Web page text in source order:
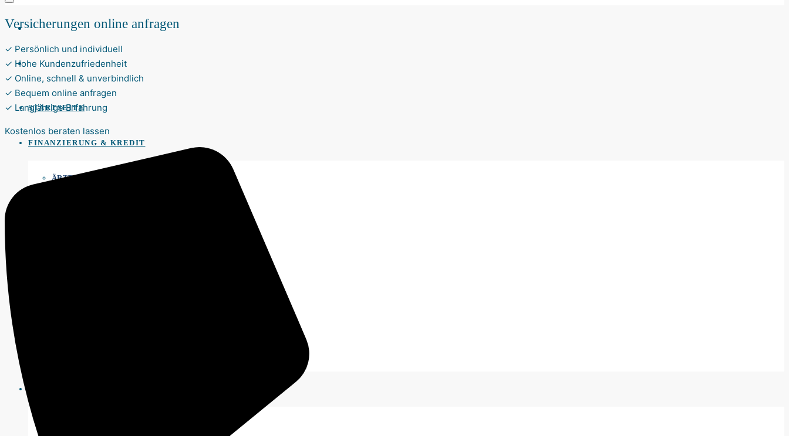
STARTSEITE
FINANZIERUNG & KREDIT
ÄRZTE
Versicherungen online anfragen
✓ Persönlich und individuell
✓ Hohe Kundenzufriedenheit
✓ Online, schnell & unverbindlich
✓ Bequem online anfragen
✓ Langjährige Erfahrung
Kostenlos beraten lassen